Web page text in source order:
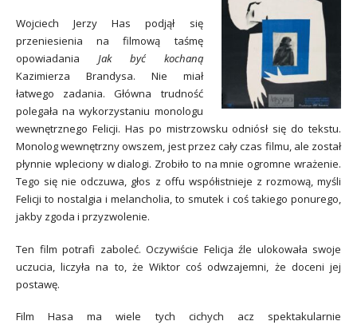
Wojciech Jerzy Has podjął się
przeniesienia na filmową taśmę
opowiadania Jak być kochaną
Kazimierza Brandysa. Nie miał
łatwego zadania. Główna trudność
polegała na wykorzystaniu monologu
wewnętrznego Felicji. Has po mistrzowsku odniósł się do tekstu.
Monolog wewnętrzny owszem, jest przez cały czas filmu, ale został
płynnie wpleciony w dialogi. Zrobiło to na mnie ogromne wrażenie.
Tego się nie odczuwa, głos z offu współistnieje z rozmową, myśli
Felicji to nostalgia i melancholia, to smutek i coś takiego ponurego,
jakby zgoda i przyzwolenie.
Ten film potrafi zaboleć. Oczywiście Felicja źle ulokowała swoje
uczucia, liczyła na to, że Wiktor coś odwzajemni, że doceni jej
postawę.
Film Hasa ma wiele tych cichych acz spektakularnie